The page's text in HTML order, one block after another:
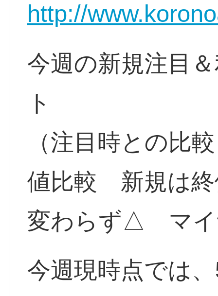
http://
今週の新規注目
ト
（注目時との比
値比較 新規は
変わらず△ マイ
今週現時点では